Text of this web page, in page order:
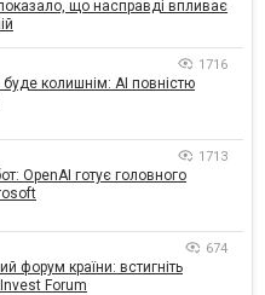
що насправді впливає
1716
колишнім: AI повністю
1713
OpenAI готує головного
674
форум країни: встигніть
Forum